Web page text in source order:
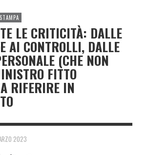
LE CRITICITÀ: DALLE
AI CONTROLLI, DALLE
(CHE NON
FITTO
RIFERIRE IN
2023